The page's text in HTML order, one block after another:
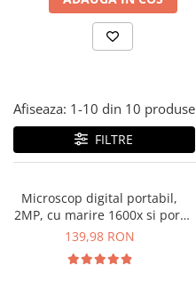
Camere Termoviziune
Micrometre
Scule si Unelte
Scule de Mana
Clesti pentru Dezizolat
Clesti de Sertizare
Clesti Multifunctionali
KNIPEX
LG CHEM
MESTEK
MICROBIT
Afiseaza: 1-10 din 10 produse
FILTRE
Microscop digital portabil,
2MP, cu marire 1600x si port
USB
139,98 RON